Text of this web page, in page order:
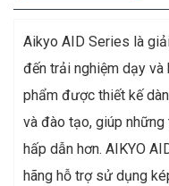
Aikyo AID Series là
đến trải nghiệm dạy
phẩm được thiết kế
và đào tạo, giúp
hấp dẫn hơn. AIKYO
hãng hỗ trợ sử dụng